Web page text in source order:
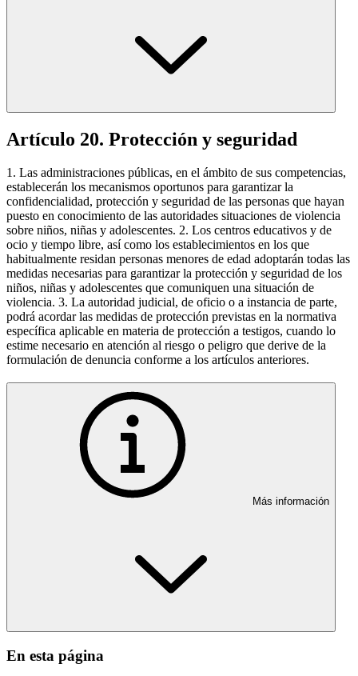
Artículo 20. Protección y seguridad
1. Las administraciones públicas, en el ámbito de sus competencias,
establecerán los mecanismos oportunos para garantizar la
confidencialidad, protección y seguridad de las personas que hayan
puesto en conocimiento de las autoridades situaciones de violencia
sobre niños, niñas y adolescentes. 2. Los centros educativos y de
ocio y tiempo libre, así como los establecimientos en los que
habitualmente residan personas menores de edad adoptarán todas las
medidas necesarias para garantizar la protección y seguridad de los
niños, niñas y adolescentes que comuniquen una situación de
violencia. 3. La autoridad judicial, de oficio o a instancia de parte,
podrá acordar las medidas de protección previstas en la normativa
específica aplicable en materia de protección a testigos, cuando lo
estime necesario en atención al riesgo o peligro que derive de la
formulación de denuncia conforme a los artículos anteriores.
Más información
En esta página